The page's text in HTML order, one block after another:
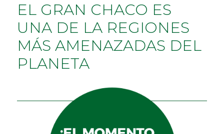
EL GRAN CHACO ES
UNA DE LA REGIONES
MÁS AMENAZADAS DEL
PLANETA